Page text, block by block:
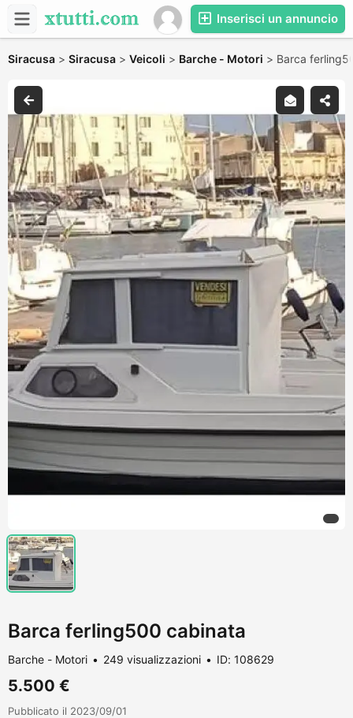
Inserisci un annuncio
Siracusa > Siracusa > Veicoli > Barche - Motori > Barca
Barca ferling500 cabinata
Barche - Motori 249 visualizzazioni ID: 108629
5.500 €
Pubblicato il 2023/09/01